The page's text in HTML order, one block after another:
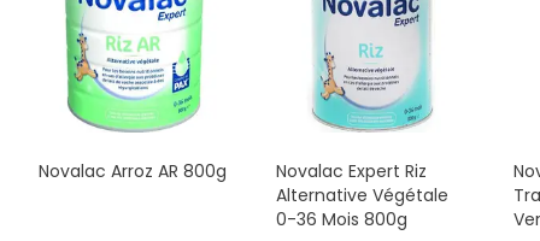
Novalac Arroz AR 800g
Novalac Expert Riz
Alternative Végétale
0-36 Mois 800g